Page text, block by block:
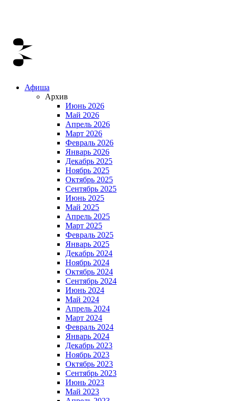
Афиша
Архив
Июнь 2026
Май 2026
Апрель 2026
Март 2026
Февраль 2026
Январь 2026
Декабрь 2025
Ноябрь 2025
Октябрь 2025
Сентябрь 2025
Июнь 2025
Май 2025
Апрель 2025
Март 2025
Февраль 2025
Январь 2025
Декабрь 2024
Ноябрь 2024
Октябрь 2024
Сентябрь 2024
Июнь 2024
Май 2024
Апрель 2024
Март 2024
Февраль 2024
Январь 2024
Декабрь 2023
Ноябрь 2023
Октябрь 2023
Сентябрь 2023
Июнь 2023
Май 2023